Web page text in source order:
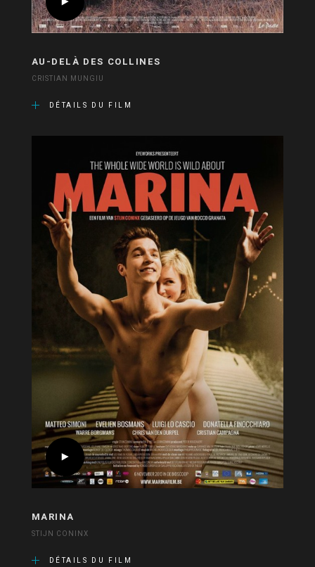
AU-DELÀ DES COLLINES
CRISTIAN MUNGIU
DÉTAILS DU FILM
MARINA
STIJN CONINX
DÉTAILS DU FILM